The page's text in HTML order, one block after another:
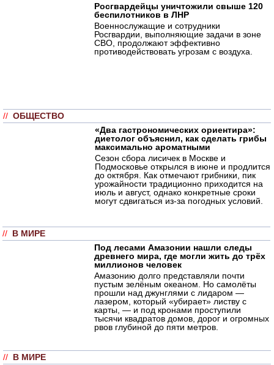
Росгвардейцы уничтожили свыше 120
беспилотников в ЛНР
Военнослужащие и сотрудники
Росгвардии, выполняющие задачи в зоне
СВО, продолжают эффективно
противодействовать угрозам с воздуха.
// ОБЩЕСТВО
«Два гастрономических ориентира»:
диетолог объяснил, как сделать грибы
максимально ароматными
Сезон сбора лисичек в Москве и
Подмосковье открылся в июне и продлится
до октября. Как отмечают грибники, пик
урожайности традиционно приходится на
июль и август, однако конкретные сроки
могут сдвигаться из-за погодных условий.
// В МИРЕ
Под лесами Амазонии нашли следы
древнего мира, где могли жить до трёх
миллионов человек
Амазонию долго представляли почти
пустым зелёным океаном. Но самолёты
прошли над джунглями с лидаром —
лазером, который «убирает» листву с
карты, — и под кронами проступили
тысячи квадратов домов, дорог и огромных
рвов глубиной до пяти метров.
// В МИРЕ